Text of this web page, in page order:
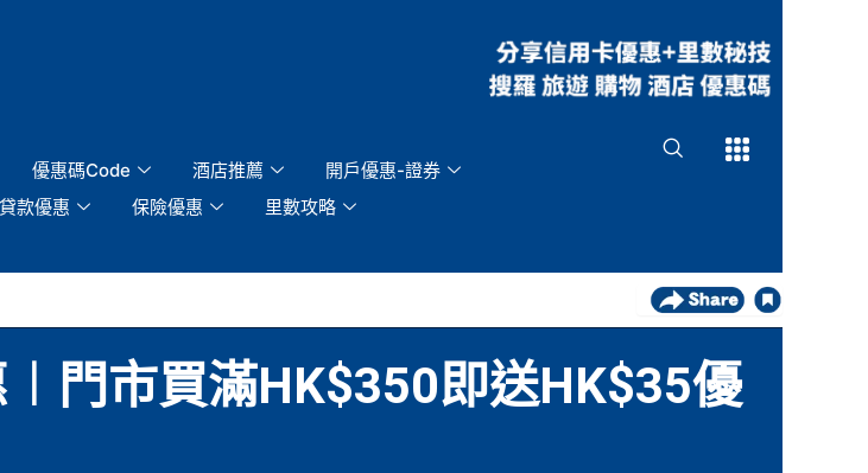
優惠碼Code 酒店推薦
開戶優惠-證券
款優惠 保險優惠 里數攻略
Open
門市買滿HK$350即送HK$35優